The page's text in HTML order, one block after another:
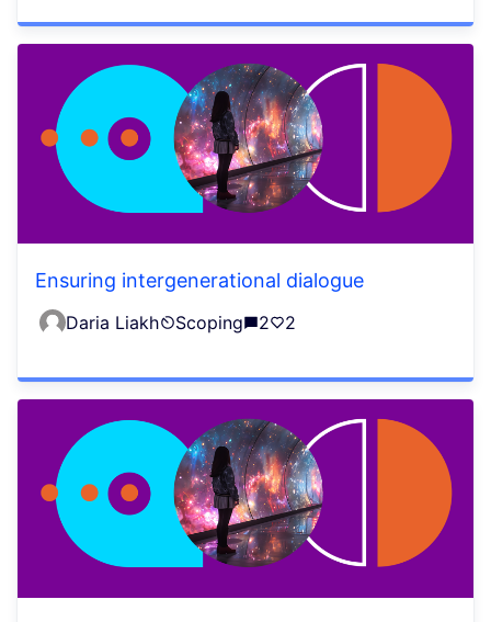
Ensuring intergenerational dialogue
Daria Liakh Scoping 2 2